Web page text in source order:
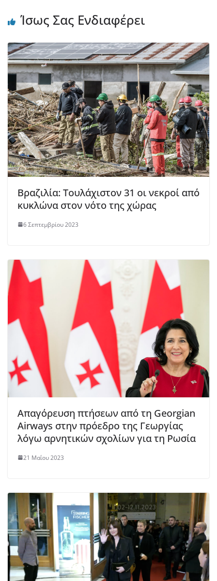
Ίσως Σας Ενδιαφέρει
Βραζιλία: Τουλάχιστον 31 οι νεκροί από
κυκλώνα στον νότο της χώρας
6 Σεπτεμβρίου 2023
Απαγόρευση πτήσεων από τη Georgian
Airways στην πρόεδρο της Γεωργίας
λόγω αρνητικών σχολίων για τη Ρωσία
21 Μαΐου 2023